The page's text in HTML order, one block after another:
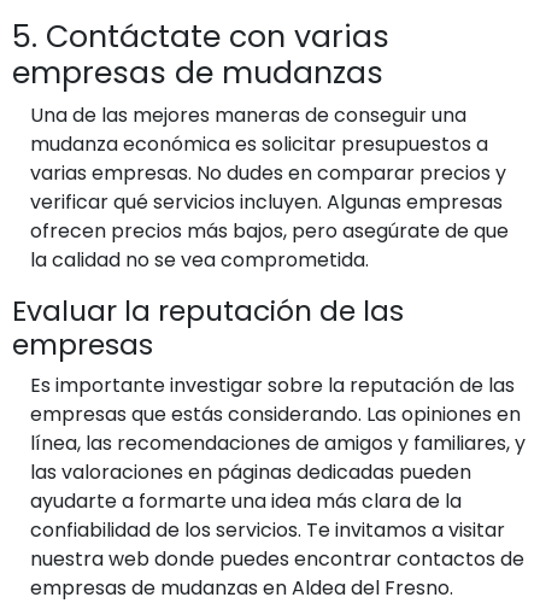
5. Contáctate con varias
empresas de mudanzas
Una de las mejores maneras de conseguir una
mudanza económica es solicitar presupuestos a
varias empresas. No dudes en comparar precios y
verificar qué servicios incluyen. Algunas empresas
ofrecen precios más bajos, pero asegúrate de que
la calidad no se vea comprometida.
Evaluar la reputación de las
empresas
Es importante investigar sobre la reputación de las
empresas que estás considerando. Las opiniones en
línea, las recomendaciones de amigos y familiares, y
las valoraciones en páginas dedicadas pueden
ayudarte a formarte una idea más clara de la
confiabilidad de los servicios. Te invitamos a visitar
nuestra web donde puedes encontrar contactos de
empresas de mudanzas en Aldea del Fresno.